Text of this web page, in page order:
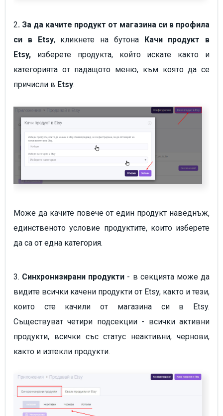
2. За да качите продукт от магазина си в профила
си вEtsy, кликнете на бутона
Качи продукт в
Etsy, изберете продукта, който искате както и
категорията от падащото меню, към която да се
причисли в Etsy:
Може да качите повече от един продукт наведнъж,
единственото условие продуктите, които изберете
да са от една категория.
3. Синхронизирани продукти - в секцията може да
видите всички качени продукти от Etsy, както и тези,
които сте качили от магазина си в Etsy.
Съществуват четири подсекции - всички активни
продукти, всички със статус неактивни, чернови,
както и изтекли продукти.